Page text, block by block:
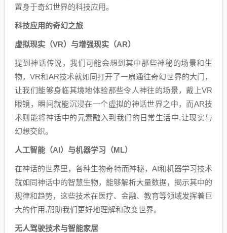
置身于奇幻世界的科技应用。
科技应用的奇幻之旅
虚拟现实（VR）与增强现实（AR）
提到神话传说，我们可能会想到其中那些神秘的场景和生
物，VR和AR技术就如同打开了一扇通往奇幻世界的大门，
让我们能够身临其境地体验那些令人神往的场景，戴上VR
眼镜，瞬间就能沉浸在一个虚拟的神话世界之中，而AR技
术则能将神话中的元素融入到我们的日常生活中,让现实与
幻想交织。
人工智能（AI）与机器学习（ML）
在神话的世界里，各种生物奇特而神秘，AI和机器学习技术
就如同神话中的智慧生物，能够解析大量数据，揭示其中的
规律和趋势，这些技术在医疗、金融、教育等领域发挥着巨
大的作用,帮助我们更好地理解和改变世界。
无人驾驶技术与智能家居